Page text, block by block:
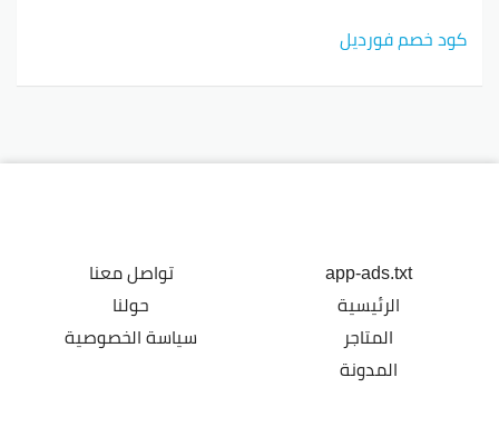
كود خصم فورديل
app-ads.txt
الرئيسية
المتاجر
المدونة
تواصل معنا
حولنا
سياسة الخصوصية